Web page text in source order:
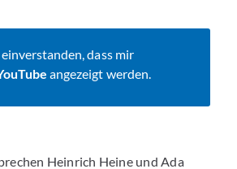
dass mir
angezeigt werden.
Heinrich Heine und Ada